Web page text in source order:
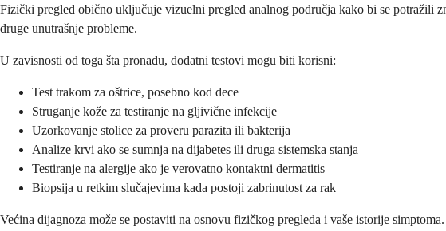
Fizički pregled obično uključuje vizuelni pregled analnog područja kako bi se
druge unutrašnje probleme.
U zavisnosti od toga šta pronađu, dodatni testovi mogu biti korisni:
Test trakom za oštrice, posebno kod dece
Struganje kože za testiranje na gljivične infekcije
Uzorkovanje stolice za proveru parazita ili bakterija
Analize krvi ako se sumnja na dijabetes ili druga sistemska stanja
Testiranje na alergije ako je verovatno kontaktni dermatitis
Biopsija u retkim slučajevima kada postoji zabrinutost za rak
Većina dijagnoza može se postaviti na osnovu fizičkog pregleda i vaše istorije